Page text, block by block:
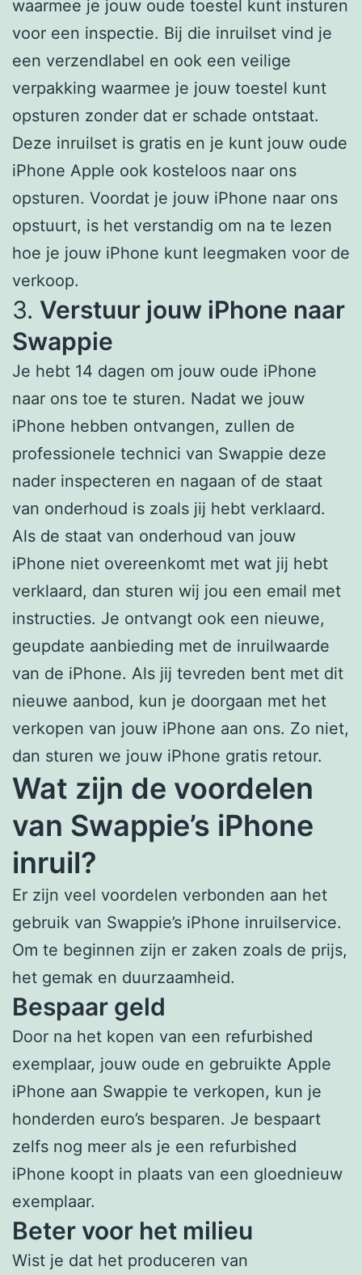
waarmee je jouw oude toestel kunt insturen
voor een inspectie. Bij die inruilset vind je
een verzendlabel en ook een veilige
verpakking waarmee je jouw toestel kunt
opsturen zonder dat er schade ontstaat.
Deze inruilset is gratis en je kunt jouw oude
iPhone Apple ook kosteloos naar ons
opsturen. Voordat je jouw iPhone naar ons
opstuurt, is het verstandig om na te lezen
hoe je jouw iPhone kunt leegmaken voor de
verkoop.
3. Verstuur jouw iPhone naar
Swappie
Je hebt 14 dagen om jouw oude iPhone
naar ons toe te sturen. Nadat we jouw
iPhone hebben ontvangen, zullen de
professionele technici van Swappie deze
nader inspecteren en nagaan of de staat
van onderhoud is zoals jij hebt verklaard.
Als de staat van onderhoud van jouw
iPhone niet overeenkomt met wat jij hebt
verklaard, dan sturen wij jou een email met
instructies. Je ontvangt ook een nieuwe,
geupdate aanbieding met de inruilwaarde
van de iPhone. Als jij tevreden bent met dit
nieuwe aanbod, kun je doorgaan met het
verkopen van jouw iPhone aan ons. Zo niet,
dan sturen we jouw iPhone gratis retour.
Wat zijn de voordelen
van Swappie’s iPhone
inruil?
Er zijn veel voordelen verbonden aan het
gebruik van Swappie’s iPhone inruilservice.
Om te beginnen zijn er zaken zoals de prijs,
het gemak en duurzaamheid.
Bespaar geld
Door na het kopen van een refurbished
exemplaar, jouw oude en gebruikte Apple
iPhone aan Swappie te verkopen, kun je
honderden euro’s besparen. Je bespaart
zelfs nog meer als je een refurbished
iPhone koopt in plaats van een gloednieuw
exemplaar.
Beter voor het milieu
Wist je dat het produceren van